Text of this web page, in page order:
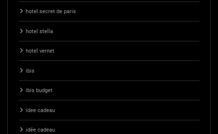
hotel secret de paris
hotel stella
hotel vernet
ibis
ibis budget
idee cadeau
idée cadeau